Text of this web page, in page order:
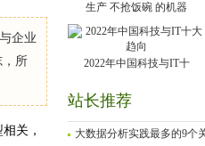
企业
，所
关，
生产 不抢饭碗 的机器
2022年中国科技与IT十
站长推荐
大数据分析实践最多的9个